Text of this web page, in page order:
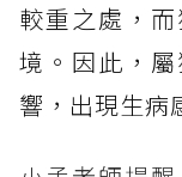
較重之處，
境。因此，
響，出現生病